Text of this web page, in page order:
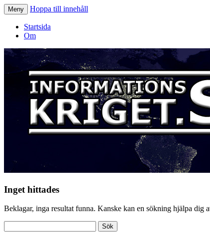
Informationskriget.se
Meny Hoppa till innehåll
Startsida
Om
Inget hittades
Beklagar, inga resultat funna. Kanske kan en sökning hjälpa dig
efter: